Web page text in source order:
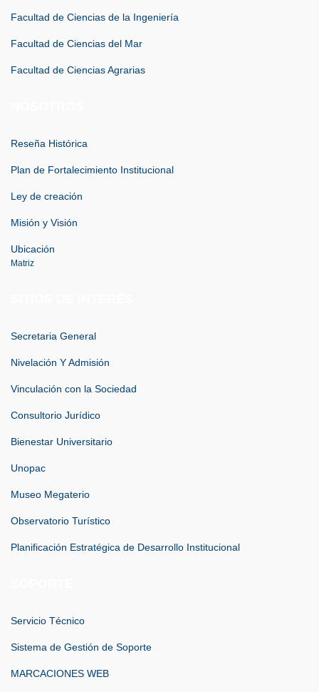
Facultad de Ciencias de la Ingeniería
Facultad de Ciencias del Mar
Facultad de Ciencias Agrarias
Reseña Histórica
Plan de Fortalecimiento Institucional
Ley de creación
Misión y Visión
Ubicación
Matriz
Secretaria General
Nivelación Y Admisión
Vinculación con la Sociedad
Consultorio Jurídico
Bienestar Universitario
Unopac
Museo Megaterio
Observatorio Turístico
Planificación Estratégica de Desarrollo Institucional
Servicio Técnico
Sistema de Gestión de Soporte
MARCACIONES WEB